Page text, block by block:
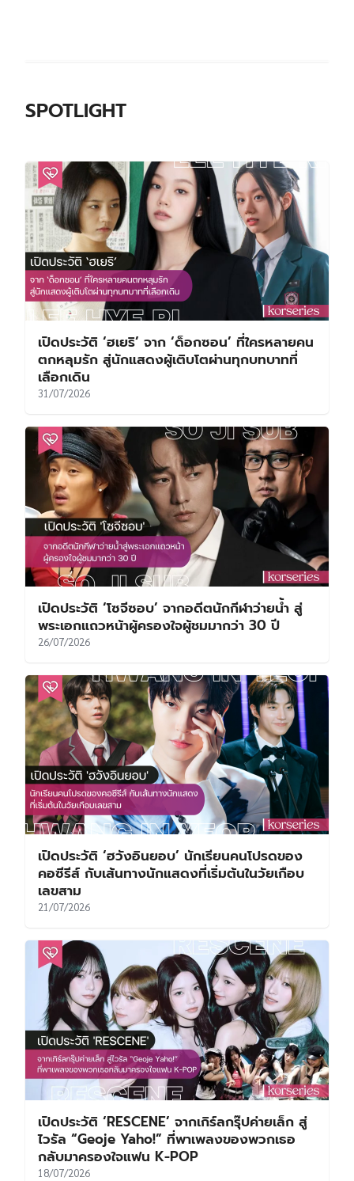
SPOTLIGHT
เปิดประวัติ ‘ฮเยริ’ จาก ‘ด็อกซอน’ ที่ใครหลายคน
ตกหลุมรัก สู่นักแสดงผู้เติบโตผ่านทุกบทบาทที่
เลือกเดิน
31/07/2026
เปิดประวัติ ‘โซจีซอบ’ จากอดีตนักกีฬาว่ายน้ำ สู่
พระเอกแถวหน้าผู้ครองใจผู้ชมมากว่า 30 ปี
26/07/2026
เปิดประวัติ ‘ฮวังอินยอบ’ นักเรียนคนโปรดของ
คอซีรีส์ กับเส้นทางนักแสดงที่เริ่มต้นในวัยเกือบ
เลขสาม
21/07/2026
เปิดประวัติ ‘RESCENE’ จากเกิร์ลกรุ๊ปค่ายเล็ก สู่
ไวรัล “Geoje Yaho!” ที่พาเพลงของพวกเธอ
กลับมาครองใจแฟน K-POP
18/07/2026